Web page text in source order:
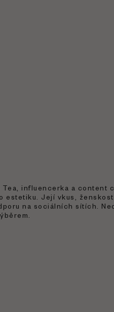
Tea, influencerka a content
estetiku. Její vkus, ženskost
na sociálních sítích.